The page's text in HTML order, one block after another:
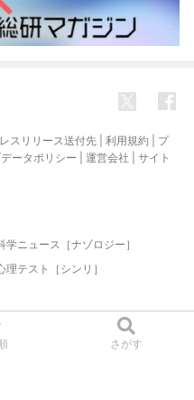
さがす
スリリース送付先 利用規約
プ
ータポリシー 運営会社
サイト
学ニュース［ナゾロジー］
理テスト［シンリ］